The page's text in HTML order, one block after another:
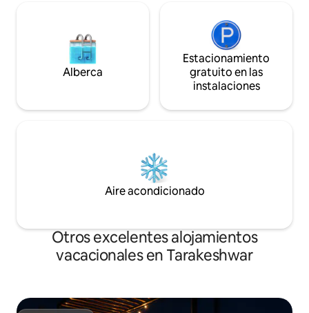
Alberca
Estacionamiento
gratuito en las
instalaciones
Aire acondicionado
Otros excelentes alojamientos
vacacionales en Tarakeshwar